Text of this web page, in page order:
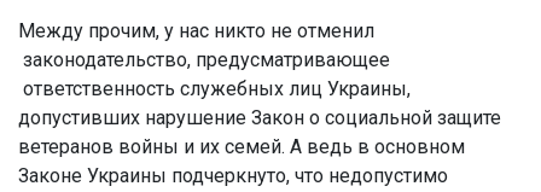
Между прочим, у нас никто не отменил
законодательство, предусматривающее
ответственность служебных лиц Украины,
допустивших нарушение Закон о социальной защите
ветеранов войны и их семей. А ведь в основном
Законе Украины подчеркнуто, что недопустимо